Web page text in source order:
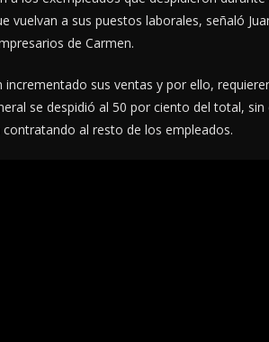
vuelvan a sus puestos laborales, señaló
de Carmen.
sus ventas y por ello,
se despidió al 50 por ciento del total,
al resto de los empleados.